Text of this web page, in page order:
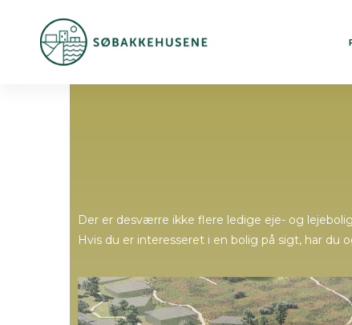
Der er desværre ikke flere ledige eje- og
Hvis du er interesseret i en bolig på sigt, har du